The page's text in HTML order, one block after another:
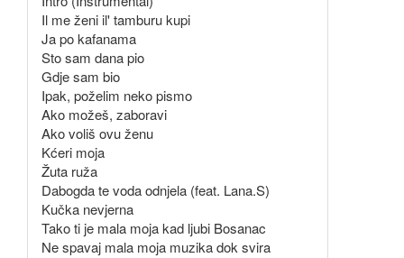
Il me ženi il' tamburu kupi
Ja po kafanama
Sto sam dana pio
Gdje sam bio
Ipak, poželim neko pismo
Ako možeš, zaboravi
Ako voliš ovu ženu
Kćeri moja
Žuta ruža
Dabogda te voda odnjela (feat. Lana.S)
Kučka nevjerna
Tako ti je mala moja kad ljubi Bosanac
Ne spavaj mala moja muzika dok svira